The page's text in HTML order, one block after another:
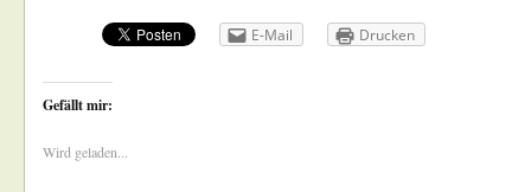
E-Mail Drucken
Gefällt mir:
Wird geladen...